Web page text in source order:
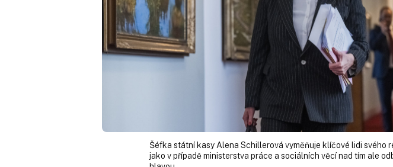
Šéfka státní kasy Alena Schillerová vyměňuje klíčové lidi svého
jako v případě ministerstva práce a sociálních věcí nad tím ale